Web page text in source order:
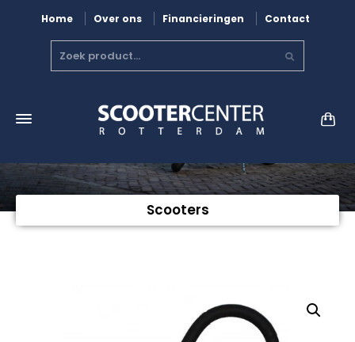
Home Over ons Financieringen Contact
Scooters